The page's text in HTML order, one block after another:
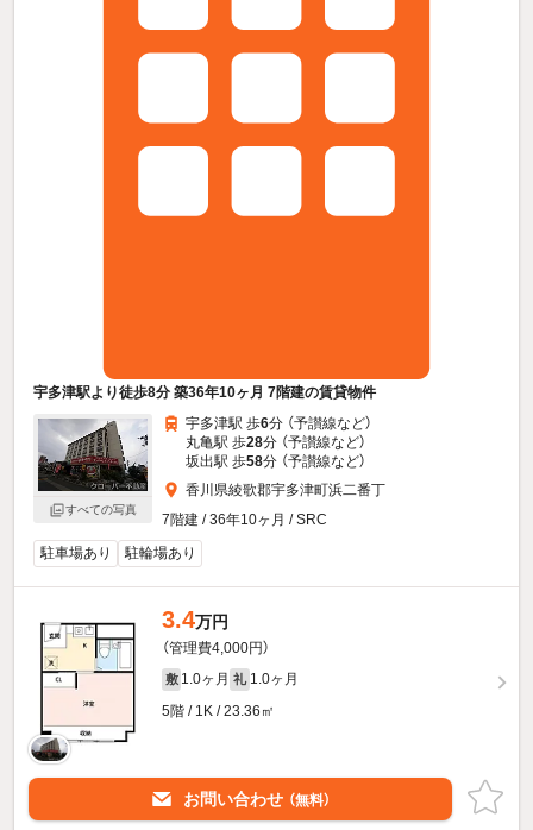
宇多津駅より徒歩8分 築36年10ヶ月 7階建の賃貸物件
すべての写真
宇多津駅 歩6分 （予讃線など）
丸亀駅 歩28分 （予讃線など）
坂出駅 歩58分 （予讃線など）
香川県綾歌郡宇多津町浜二番丁
7階建 / 36年10ヶ月 / SRC
駐車場あり
駐輪場あり
3.4万円
（管理費4,000円）
敷 1.0ヶ月 礼 1.0ヶ月
5階 / 1K / 23.36㎡
お問い合わせ （無料）